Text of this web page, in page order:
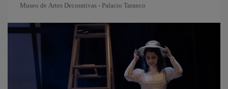
Museo de Artes Decorativas - Palacio Taranco